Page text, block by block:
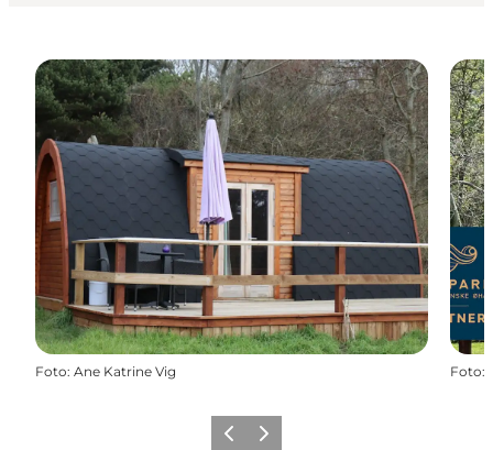
Foto: Ane Katrine Vig Foto:
ForrigeNæste